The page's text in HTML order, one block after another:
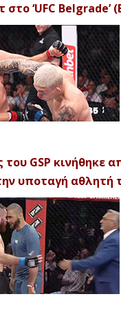
στο ‘UFC Belgrade’
GSP κινήθηκε
υποταγή αθλητή